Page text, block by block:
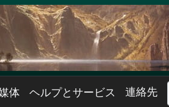
体 ヘルプとサービス 連絡先